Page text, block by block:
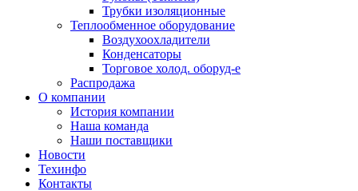
Трубки изоляционные
Теплообменное оборудование
Воздухоохладители
Конденсаторы
Торговое холод. оборуд-е
Распродажа
О компании
История компании
Наша команда
Наши поставщики
Новости
Техинфо
Контакты